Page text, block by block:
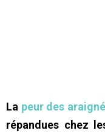
La peur des
répandues chez